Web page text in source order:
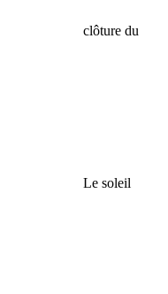
clôture du
Le soleil